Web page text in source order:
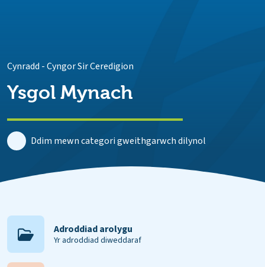
Cynradd -Cyngor Sir Ceredigion
Ysgol Mynach
Ddim mewn categori gweithgarwch dilynol
Adroddiad arolygu
Yr adroddiad diweddaraf